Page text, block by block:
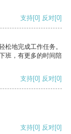
支持[0] 反对[0]
松地完成工作任务。
班，有更多的时间陪
支持[0] 反对[0]
支持[0] 反对[0]